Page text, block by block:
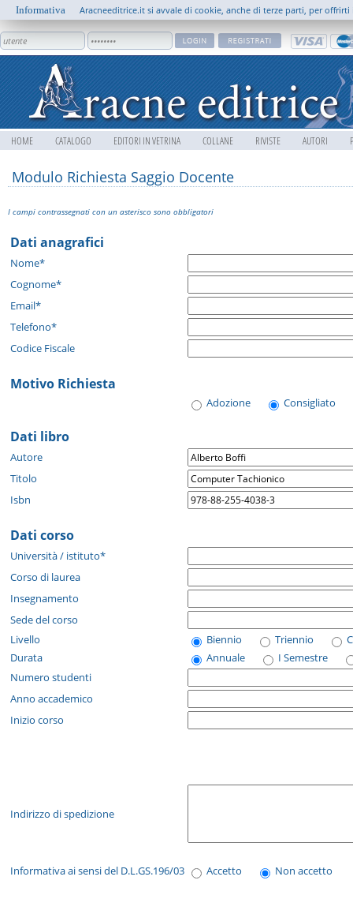
HOME CATALOGO EDITORI IN VETRINA COLLANE RIVISTE AUTORI
Modulo Richiesta Saggio Docente
I campi contrassegnati con un asterisco sono obbligatori
Dati anagrafici
Nome*
Cognome*
Email*
Telefono*
Codice Fiscale
Motivo Richiesta
Adozione Consigliato
Dati libro
Autore
Titolo
Isbn
Dati corso
Università / istituto*
Corso di laurea
Insegnamento
Sede del corso
Livello
Biennio Triennio
Durata
Annuale
I Semestre
Numero studenti
Anno accademico
Inizio corso
Indirizzo di spedizione
Informativa ai sensi del D.L.GS.196/03 Accetto Non accetto
Informativa Aracneeditrice.it si avvale di cookie, anche di terze parti, per